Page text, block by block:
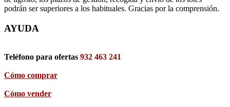
podrán ser superiores a los habituales. Gracias por la comprensión.
AYUDA
Teléfono para ofertas 932 463 241
Cómo comprar
Cómo vender